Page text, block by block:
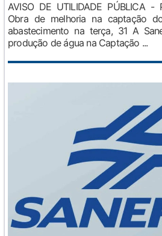
AVISO DE UTILIDADE PÚBLICA -
Obra de melhoria na captação
abastecimento na terça, 31 A
produção de água na Captação ...